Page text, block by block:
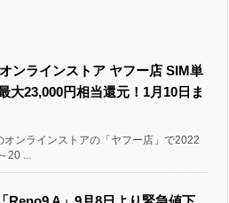
ンラインストア ヤフー店 SIM単
大23,000円相当還元！1月10日ま
ンラインストアの「ヤフー店」で2022
20 ...